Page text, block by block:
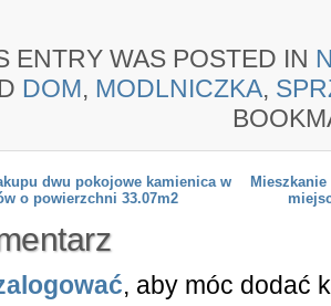
ENTRY WAS POSTED IN
DOM, MODLNICZKA,
dwu pokojowe kamienica w
o powierzchni 33.07m2
, aby móc dodać